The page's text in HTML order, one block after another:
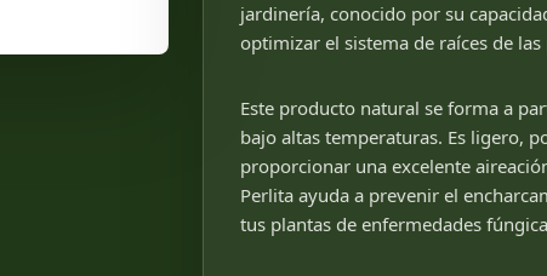
jardinería, conocido por su
optimizar el sistema de raíces de las
Este producto natural se forma a
bajo altas temperaturas. Es ligero,
proporcionar una excelente
Perlita ayuda a prevenir el
tus plantas de enfermedades